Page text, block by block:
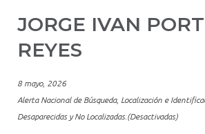
JORGE IVAN
REYES
8 mayo, 2026
Alerta Nacional de Búsqueda, Localización e
Desaparecidas y No Localizadas.(Desactivadas)